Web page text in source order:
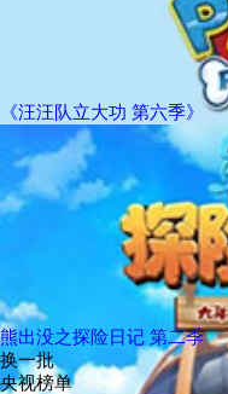
《汪汪队立大功 第六季》
熊出没之探险日记 第二季
换一批
央视榜单